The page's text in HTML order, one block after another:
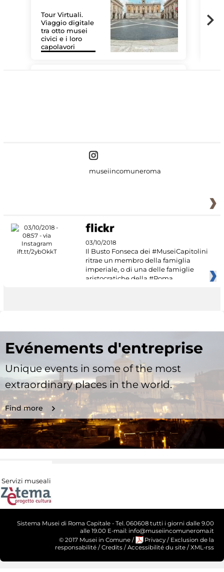
Tour Virtuali.
Viaggio digitale
tra otto musei
civici e i loro
capolavori
museiincomuneroma
03/10/2018
Il Busto Fonseca dei #MuseiCapitolini
ritrae un membro della famiglia
imperiale, o di una delle famiglie
aristocratiche della #Roma
Evénements d'entreprise
Unique events in some of the most
extraordinary places in the world.
Find more
Servizi museali
Sistema Musei di Roma Capitale - Tel. 060608 tutti i giorni dalle 9.00
alle 19.00 E-mail: info@museiincomuneroma.it
© 2017 Musei in Comune / Privacy / Exclusion de la
responsabilité / Credits / Accessibilité du site / XML-rss